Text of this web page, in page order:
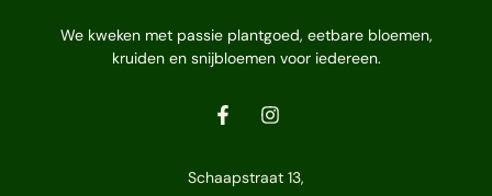
We kweken met passie plantgoed, eetbare bloemen,
kruiden en snijbloemen voor iedereen.
Schaapstraat 13,